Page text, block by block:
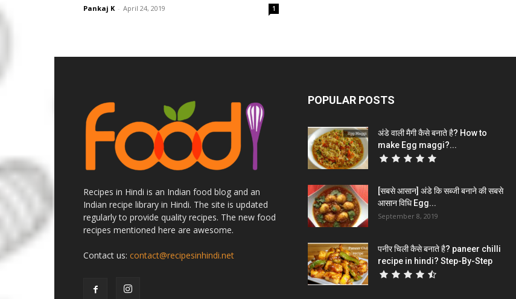
Pankaj K - April 24, 2019 1
Recipes in Hindi is an Indian food blog and an
Indian recipe library in Hindi. The site is updated
regularly to provide quality recipes. The new food
recipes mentioned here are awesome.
Contact us: contact@recipesinhindi.net
POPULAR POSTS
अंडे वाली मैगी कैसे बनाते है? How to
make Egg maggi?...
[सबसे आसान] अंडे कि सब्जी बनाने की सबसे
आसान विधि Egg...
September 8, 2019
पनीर चिली कैसे बनाते है? paneer chilli
recipe in hindi? Step-By-Step